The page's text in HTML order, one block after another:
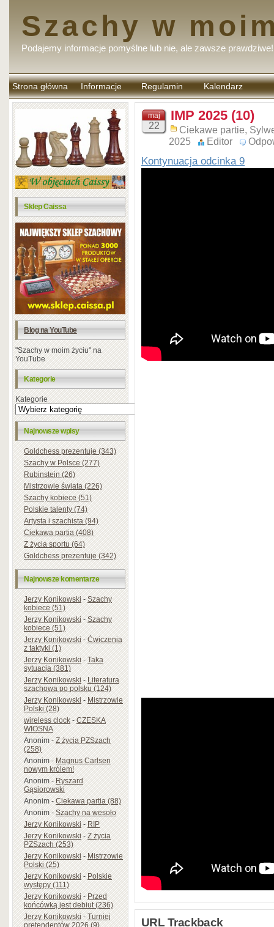
Szachy w
Podajemy informacje pomyślne lub nie, ale zawsze prawdziwe!
Strona główna Informacje Regulamin
komentarzy
Kalendarz
Sklep Caissa
Blog na YouTube
"Szachy w moim życiu" na
YouTube
Kategorie
Kategorie
Najnowsze wpisy
Goldchess prezentuje (343)
Szachy w Polsce (277)
Rubinstein (26)
Mistrzowie świata (226)
Szachy kobiece (51)
Polskie talenty (74)
Artysta i szachista (94)
Ciekawa partia (408)
Z życia sportu (64)
Goldchess prezentuje (342)
Najnowsze komentarze
Jerzy Konikowski-Szachy
kobiece (51)
Jerzy Konikowski-Szachy
kobiece (51)
Jerzy Konikowski-Ćwiczenia
z taktyki (1)
Jerzy Konikowski-Taka
sytuacja (381)
Jerzy Konikowski-Literatura
szachowa po polsku (124)
Jerzy Konikowski-Mistrzowie
Polski (28)
wireless clock-CZESKA
WIOSNA
Anonim-Z życia PZSzach
(258)
Anonim-Magnus Carlsen
nowym królem!
Anonim-Ryszard
Gąsiorowski
Anonim-Ciekawa partia (88)
Anonim-Szachy na wesoło
Jerzy Konikowski-RIP
Jerzy Konikowski-Z życia
PZSzach (253)
Jerzy Konikowski-Mistrzowie
Polski (25)
Jerzy Konikowski-Polskie
występy (111)
Jerzy Konikowski-Przed
końcówką jest debiut (236)
Jerzy Konikowski-Turniej
pretendentów 2026 (9)
maj
22
IMP 2025 (10)
Ciekawe partie,
2025
Editor
Kontynuacja odcinka 9
URL Trackback